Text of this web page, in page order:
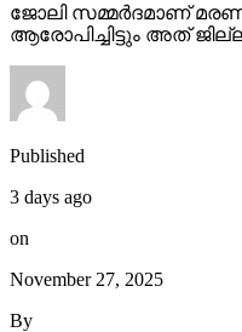
ജോലി സമ്മര്‍ദമാണ്
ആരോപിച്ചിട്ടും അത്
Published
3 days ago
on
November 27, 2025
By